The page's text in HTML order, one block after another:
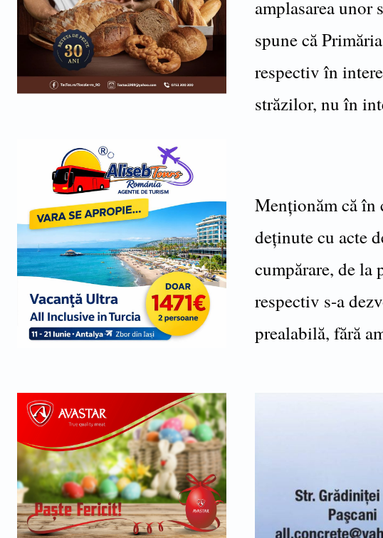
amplasarea
spune că
respectiv în
străzilor, nu în
Menționăm că în
deținute cu acte
cumpărare, de
respectiv s-a
prealabilă, fără